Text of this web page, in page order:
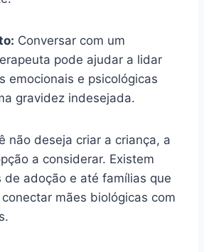
Conversar com um
pode ajudar a lidar
emocionais e psicológicas
gravidez indesejada.
não deseja criar a criança, a
a considerar. Existem
de adoção e até famílias que
mães biológicas com